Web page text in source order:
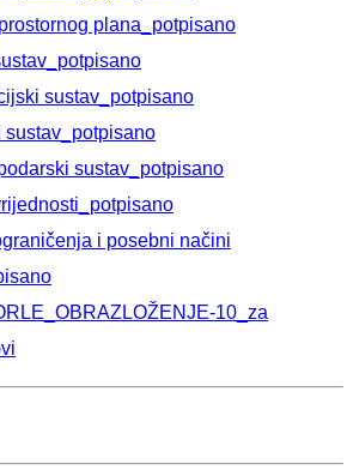
plana_potpisano
sustav_potpisano
sustav_potpisano
sustav_potpisano
i posebni načini
10_za